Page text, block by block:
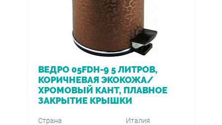
ВЕДРО 05FDH-9 5 ЛИТРОВ,
КОРИЧНЕВАЯ ЭКОКОЖА/
ХРОМОВЫЙ КАНТ, ПЛАВНОЕ
ЗАКРЫТИЕ КРЫШКИ
Страна
Италия